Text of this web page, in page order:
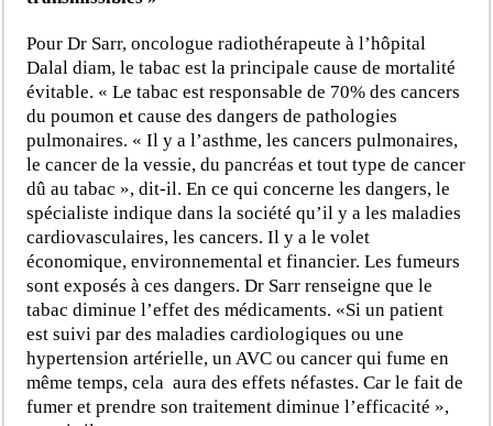
Pour Dr Sarr, oncologue radiothérapeute à l’hôpital
Dalal diam, le tabac est la principale cause de mortalité
évitable. « Le tabac est responsable de 70% des cancers
du poumon et cause des dangers de pathologies
pulmonaires. « Il y a l’asthme, les cancers pulmonaires,
le cancer de la vessie, du pancréas et tout type de cancer
dû au tabac », dit-il. En ce qui concerne les dangers, le
spécialiste indique dans la société qu’il y a les maladies
cardiovasculaires, les cancers. Il y a le volet
économique, environnemental et financier. Les fumeurs
sont exposés à ces dangers. Dr Sarr renseigne que le
tabac diminue l’effet des médicaments. «Si un patient
est suivi par des maladies cardiologiques ou une
hypertension artérielle, un AVC ou cancer qui fume en
même temps, cela aura des effets néfastes. Car le fait de
fumer et prendre son traitement diminue l’efficacité »,